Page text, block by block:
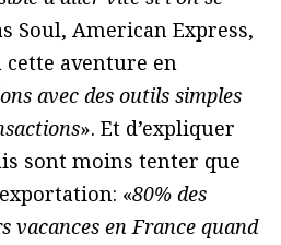
Soul, American Express,
aventure en
avec des outils simples
». Et d’expliquer
sont moins tenter que
«80% des
vacances en France quand